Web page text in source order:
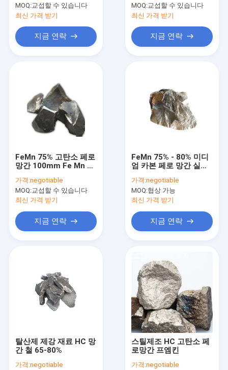
MOQ:교섭할 수 있습니다
최신 가격 받기
지금 연락
MOQ:교섭할 수 있습니다
최신 가격 받기
지금 연락
FeMn 75% 고탄소 페로
망간 100mm Fe Mn 합
가격:negotiable
MOQ:교섭할 수 있습니다
최신 가격 받기
지금 연락
FeMn 75% - 80% 미디
엄 카본 페로 망간 실버
가격:negotiable
MOQ:협상 가능
최신 가격 받기
지금 연락
탈산제 제강 재료 HC 망
간 철 65-80%
가격:negotiable
스틸제조 HC 고탄소 페
로망간 프엠킨
가격:negotiable